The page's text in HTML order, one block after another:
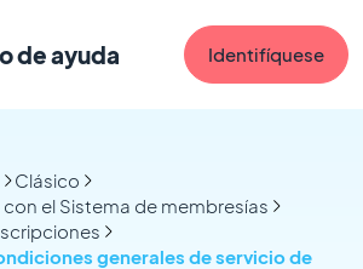
de ayuda Identifíquese
Clásico
el Sistema de membresías
generales de servicio de